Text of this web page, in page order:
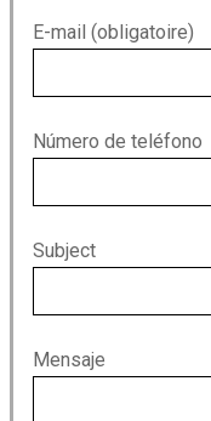
E-mail (obligatoire)
Número de teléfono
Subject
Mensaje